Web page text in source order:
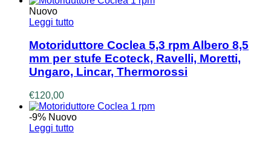
Nuovo
Leggi tutto
Motoriduttore Coclea 5,3 rpm Albero 8,5
mm per stufe Ecoteck, Ravelli, Moretti,
Ungaro, Lincar, Thermorossi
€120,00
-9% Nuovo
Leggi tutto